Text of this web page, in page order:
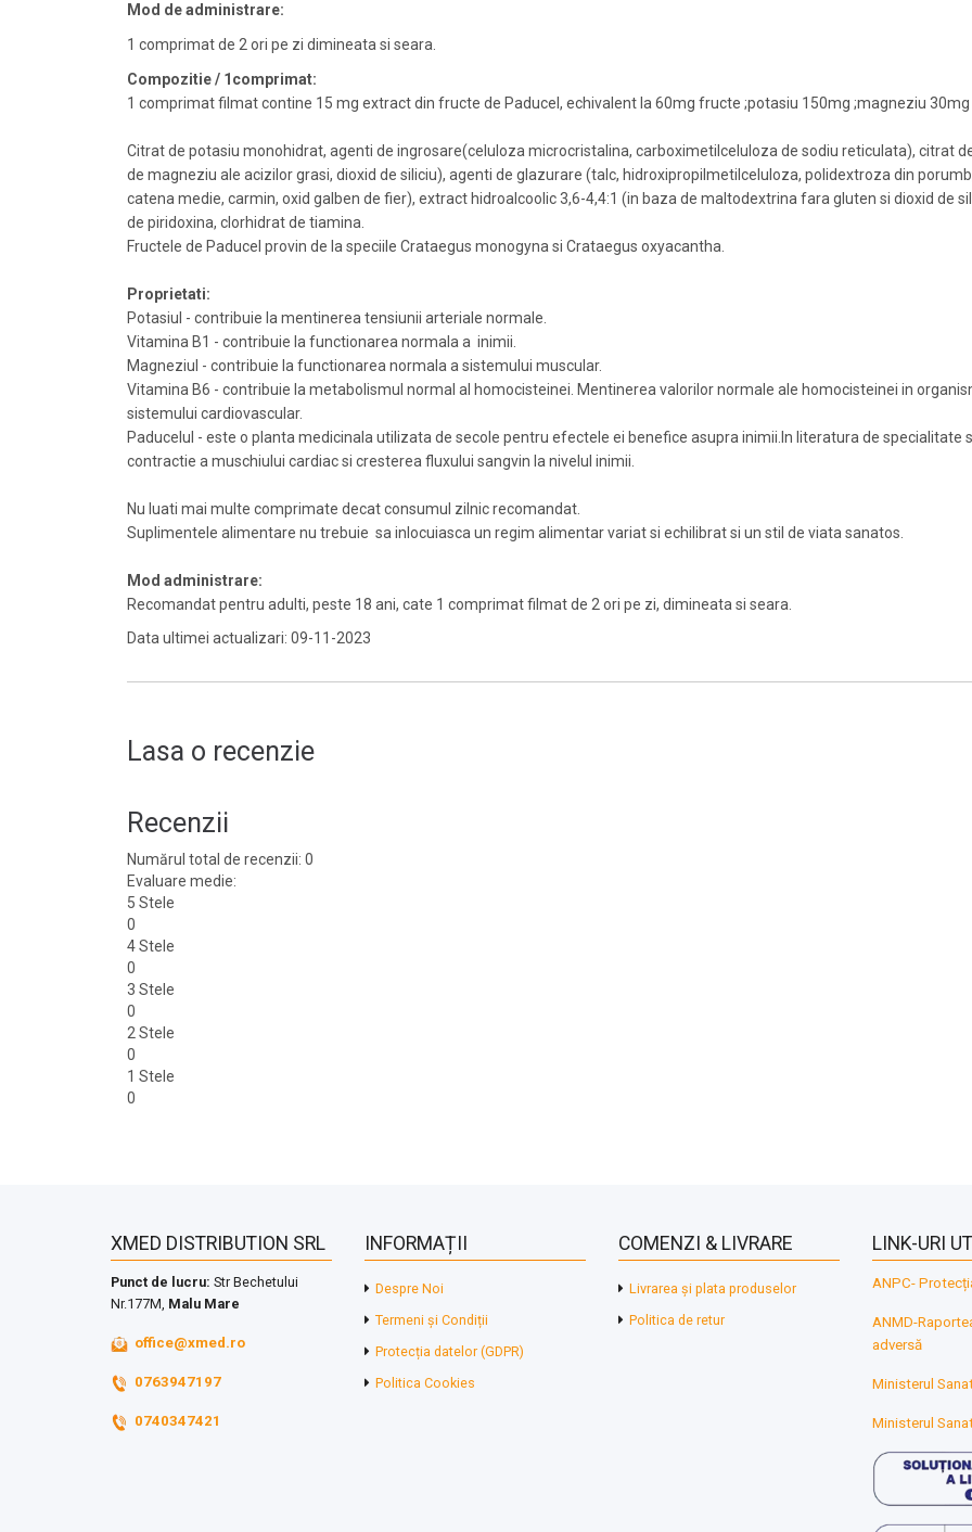
Mod de administrare:
1 comprimat de 2 ori pe zi dimineata si seara.
Compozitie / 1comprimat:
1 comprimat filmat contine 15 mg extract din fructe de Paducel, echivalent la 60mg fructe ;potasiu 150mg ;magneziu 30mg
Citrat de potasiu monohidrat, agenti de ingrosare(celuloza microcristalina, carboximetilceluloza de sodiu reticulata), citrat
de magneziu ale acizilor grasi, dioxid de siliciu), agenti de glazurare (talc, hidroxipropilmetilceluloza, polidextroza din
catena medie, carmin, oxid galben de fier), extract hidroalcoolic 3,6-4,4:1 (in baza de maltodextrina fara gluten si dioxid de
de piridoxina, clorhidrat de tiamina.
Fructele de Paducel provin de la speciile Crataegus monogyna si Crataegus oxyacantha.
Proprietati:
Potasiul - contribuie la mentinerea tensiunii arteriale normale.
Vitamina B1 - contribuie la functionarea normala a inimii.
Magneziul - contribuie la functionarea normala a sistemului muscular.
Vitamina B6 - contribuie la metabolismul normal al homocisteinei. Mentinerea valorilor normale ale homocisteinei in
sistemului cardiovascular.
Paducelul - este o planta medicinala utilizata de secole pentru efectele ei benefice asupra inimii.In literatura de
contractie a muschiului cardiac si cresterea fluxului sangvin la nivelul inimii.
Nu luati mai multe comprimate decat consumul zilnic recomandat.
Suplimentele alimentare nu trebuie sa inlocuiasca un regim alimentar variat si echilibrat si un stil de viata sanatos.
Mod administrare:
Recomandat pentru adulti, peste 18 ani, cate 1 comprimat filmat de 2 ori pe zi, dimineata si seara.
Data ultimei actualizari: 09-11-2023
Lasa o recenzie
Recenzii
Numărul total de recenzii: 0
Evaluare medie:
5 Stele
0
4 Stele
0
3 Stele
0
2 Stele
0
1 Stele
0
XMED DISTRIBUTION SRL
Punct de lucru: Str Bechetului
Nr.177M, Malu Mare
office@xmed.ro
0763947197
0740347421
INFORMAȚII
Despre Noi
Termeni și Condiții
Protecția datelor (GDPR)
Politica Cookies
COMENZI & LIVRARE
Livrarea și plata produselor
Politica de retur
LINK-URI
ANPC-
ANMD-
adversă
Ministerul
Ministerul